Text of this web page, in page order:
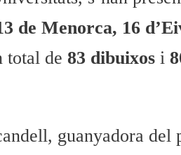
de Menorca, 16
total de 83 dibuixosi
guanyadora del